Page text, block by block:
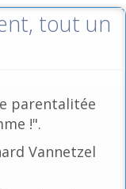
tout un
parentalitée
!".
Vannetzel